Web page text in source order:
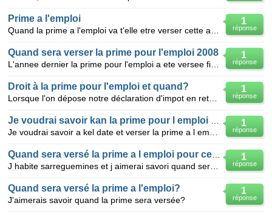
1
réponse
Prime a l'emploi
1
réponse
Quand sera verser la prime pour l'emploi 2008
1
réponse
Droit à la prime pour l'emploi et quand?
1
réponse
1
réponse
1
réponse
Quand sera versé la prime a l'emploi?
J'aimerais savoir quand la prime sera versée?